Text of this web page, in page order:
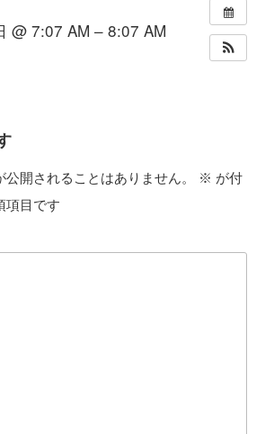
@ 7:07 AM – 8:07 AM
公開されることはありません。 ※ が付
項目です